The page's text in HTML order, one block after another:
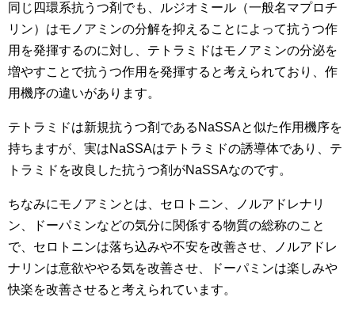
同じ四環系抗うつ剤でも、ルジオミール（一般名マプロチ
リン）はモノアミンの分解を抑えることによって抗うつ作
用を発揮するのに対し、テトラミドはモノアミンの分泌を
増やすことで抗うつ作用を発揮すると考えられており、作
用機序の違いがあります。
テトラミドは新規抗うつ剤であるNaSSAと似た作用機序を
持ちますが、実はNaSSAはテトラミドの誘導体であり、テ
トラミドを改良した抗うつ剤がNaSSAなのです。
ちなみにモノアミンとは、セロトニン、ノルアドレナリ
ン、ドーパミンなどの気分に関係する物質の総称のこと
で、セロトニンは落ち込みや不安を改善させ、ノルアドレ
ナリンは意欲ややる気を改善させ、ドーパミンは楽しみや
快楽を改善させると考えられています。